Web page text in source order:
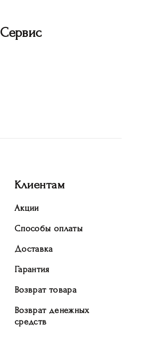
Сервис
Клиентам
Акции
Способы оплаты
Доставка
Гарантия
Возврат товара
Возврат денежных
средств